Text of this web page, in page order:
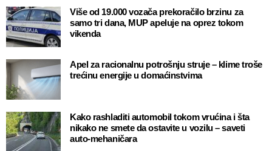
Više od 19.000 vozača prekoračilo brzinu za
samo tri dana, MUP apeluje na oprez tokom
vikenda
Apel za racionalnu potrošnju struje – klime troše
trećinu energije u domaćinstvima
Kako rashladiti automobil tokom vrućina i šta
nikako ne smete da ostavite u vozilu – saveti
auto-mehaničara